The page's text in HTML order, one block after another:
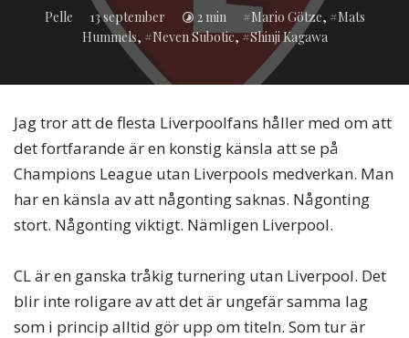
Pelle 13 september 2 min
Inlagd
i:
Mario Götze,
Mats
Hummels, Neven Subotic, Shinji Kagawa
Jag tror att de flesta Liverpoolfans håller med om att
det fortfarande är en konstig känsla att se på
Champions League utan Liverpools medverkan. Man
har en känsla av att någonting saknas. Någonting
stort. Någonting viktigt. Nämligen Liverpool.
CL är en ganska tråkig turnering utan Liverpool. Det
blir inte roligare av att det är ungefär samma lag
som i princip alltid gör upp om titeln. Som tur är